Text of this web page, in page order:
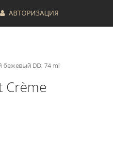
АВТОРИЗАЦИЯ
бежевый DD, 74 ml
Crème